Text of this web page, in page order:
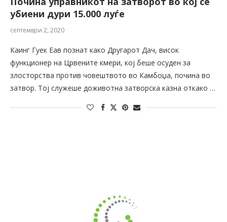
убиени дури 15.000 луѓе
септември 2, 2020
Каинг Гуек Еав познат како Другарот Дач, висок
функционер на Црвените кмери, кој беше осуден за
злосторства против човештвото во Камбоџа, почина во
затвор. Тој служеше доживотна затворска казна откако …